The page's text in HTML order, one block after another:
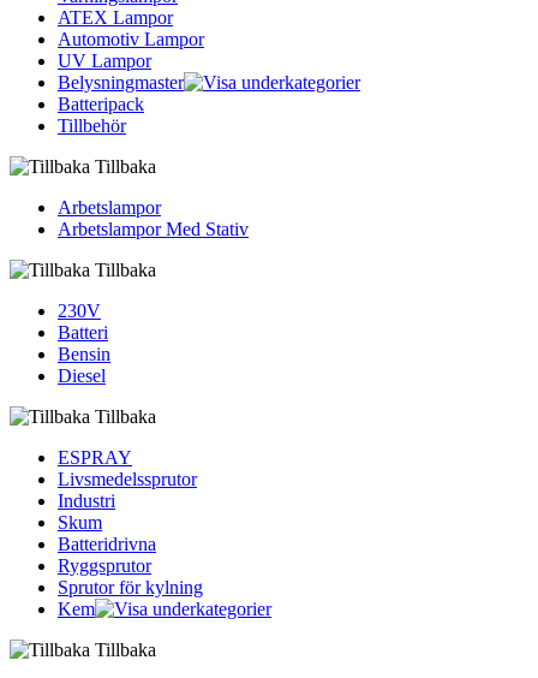
ATEX Lampor
Automotiv Lampor
UV Lampor
Belysningmaster
Batteripack
Tillbehör
Tillbaka
Arbetslampor
Arbetslampor Med Stativ
Tillbaka
230V
Batteri
Bensin
Diesel
Tillbaka
ESPRAY
Livsmedelssprutor
Industri
Skum
Batteridrivna
Ryggsprutor
Sprutor för kylning
Kem
Tillbaka